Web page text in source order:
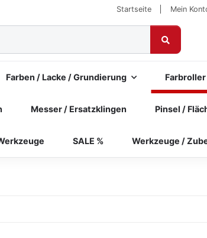
Startseite Mein
Farben / Lacke / Grundierung
Messer / Ersatzklingen Pinsel /
SALE % Werkzeuge /